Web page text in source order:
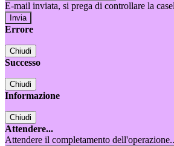
E-mail inviata, si prega di controllare la
Errore
Chiudi
Successo
Chiudi
Informazione
Chiudi
Attendere...
Attendere il completamento